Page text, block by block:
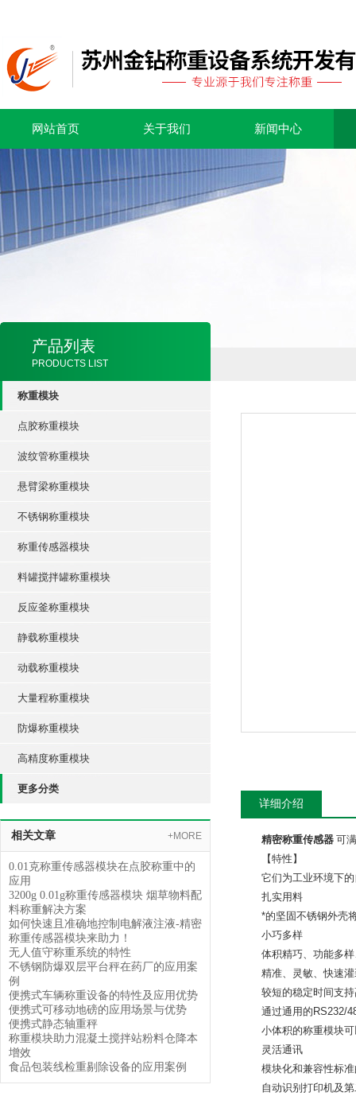
网站首页 关于我们 新闻中心
产品列表
PRODUCTS LIST
称重模块
点胶称重模块
波纹管称重模块
悬臂梁称重模块
不锈钢称重模块
称重传感器模块
料罐搅拌罐称重模块
反应釜称重模块
静载称重模块
动载称重模块
大量程称重模块
防爆称重模块
高精度称重模块
更多分类
相关文章 +MORE
0.01克称重传感器模块在点胶称重中的
应用
3200g 0.01g称重传感器模块 烟草物料配
料称重解决方案
如何快速且准确地控制电解液注液-精密
称重传感器模块来助力！
无人值守称重系统的特性
不锈钢防爆双层平台秤在药厂的应用案
例
便携式车辆称重设备的特性及应用优势
便携式可移动地磅的应用场景与优势
便携式静态轴重秤
称重模块助力混凝土搅拌站粉料仓降本
增效
食品包装线检重剔除设备的应用案例
详细介绍
精密称重传感器 可
【特性】
它们为工业环境下
扎实用料
*的坚固不锈钢外壳
小巧多样
体积精巧、功能多
精准、灵敏、快速
较短的稳定时间支
通过通用的RS232/
小体积的称重模块
灵活通讯
模块化和兼容性标
自动识别打印机及